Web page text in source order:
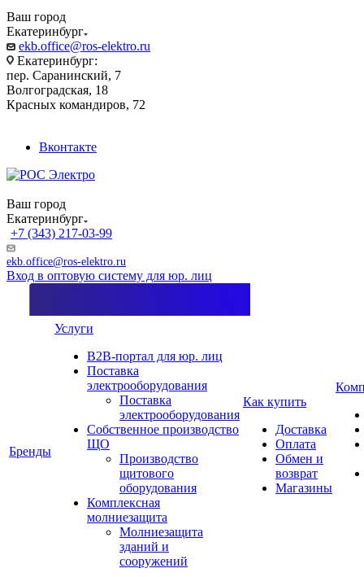
Ваш город
Екатеринбург
ekb.office@ros-elektro.ru
Екатеринбург:
пер. Саранинский, 7
Волгоградская, 18
Красных командиров, 72
Вконтакте
Ваш город
Екатеринбург
+7 (343) 217-03-99
ekb.office@ros-elektro.ru
Вход в оптовую систему для юр. лиц
Бренды
Услуги
B2B-портал для юр. лиц
Поставка
электрооборудования
Поставка
электрооборудования
Собственное производство
ЩО
Производство
щитового
оборудования
Комплексная
молниезащита
Молниезащита
зданий и
сооружений
Как купить
Доставка
Оплата
Обмен и
возврат
Магазины